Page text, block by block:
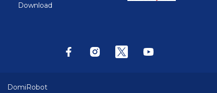
Download
DomiRobot